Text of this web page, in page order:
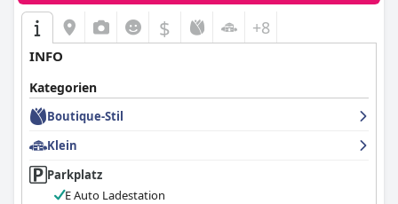
$ +8
INFO
Kategorien
Boutique-Stil
Klein
Parkplatz
E Auto Ladestation